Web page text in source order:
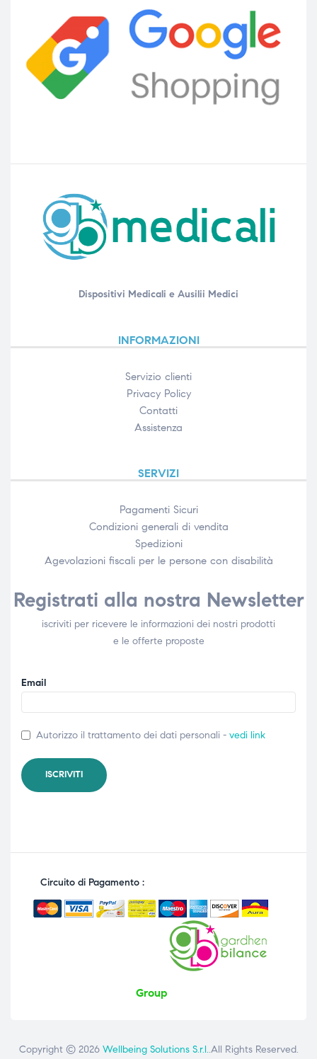
Dispositivi Medicali e Ausilii Medici
INFORMAZIONI
Servizio clienti
Privacy Policy
Contatti
Assistenza
SERVIZI
Pagamenti Sicuri
Condizioni generali di vendita
Spedizioni
Agevolazioni fiscali per le persone con disabilità​
Registrati alla nostra Newsletter
iscriviti per ricevere le informazioni dei nostri prodotti
e le offerte proposte
Email
Autorizzo il trattamento dei dati personali - vedi link
Circuito di Pagamento :
Group
Copyright © 2026 Wellbeing Solutions S.r.l..All Rights Reserved.